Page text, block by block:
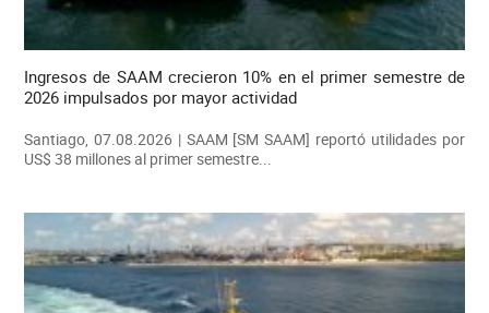
Ingresos de SAAM crecieron 10% en el primer semestre de
2026 impulsados por mayor actividad
Santiago, 07.08.2026 | SAAM [SM SAAM] reportó utilidades por
US$ 38 millones al primer semestre...